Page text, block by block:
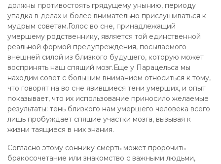
должны противостоять грядущему унынию, периоду
упадка в делах и более внимательно прислушиваться к
мудрым советам.Голос во сне, принадлежащий
умершему родственнику, является той единственной
реальной формой предупреждения, посылаемого
внешней силой из близкого будущего, которую может
воспринять наш спящий мозг.Еще у Парацельса мы
находим совет с большим вниманием относиться к тому,
что говорят на во сне явившиеся тени умерших, и опыт
показывает, что их использование приносило желаемые
результаты: тень близкого нам умершего человека всего
лишь пробуждает спящие участки мозга, вызывая к
жизни таящиеся в них знания.
Согласно этому соннику смерть может пророчить
бракосочетание или знакомство с важными людьми,